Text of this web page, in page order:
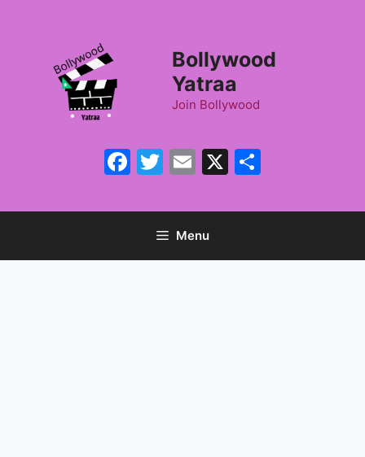
Bollywood
Yatraa
Join Bollywood
Facebook
Twitter
Email
X
Menu